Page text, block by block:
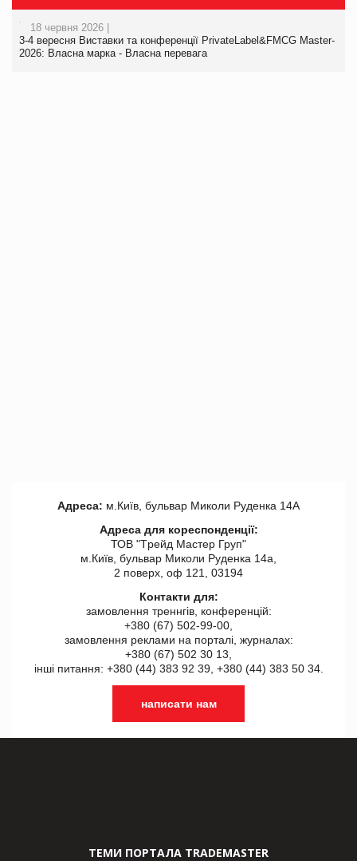
18 червня 2026 |
3-4 вересня Виставки та конференції PrivateLabel&FMCG Master-
2026: Власна марка - Власна перевага
Адреса: м.Київ, бульвар Миколи Руденка 14А
Адреса для кореспонденції:
ТОВ "Tрейд Мастер Груп"
м.Київ, бульвар Миколи Руденка 14а,
2 поверх, оф 121, 03194
Контакти для:
замовлення треннгів, конференцій:
+380 (67) 502-99-00,
замовлення реклами на порталі, журналах:
+380 (67) 502 30 13,
інші питання: +380 (44) 383 92 39, +380 (44) 383 50 34.
написати нам
ТЕМИ ПОРТАЛА TRADEMASTER